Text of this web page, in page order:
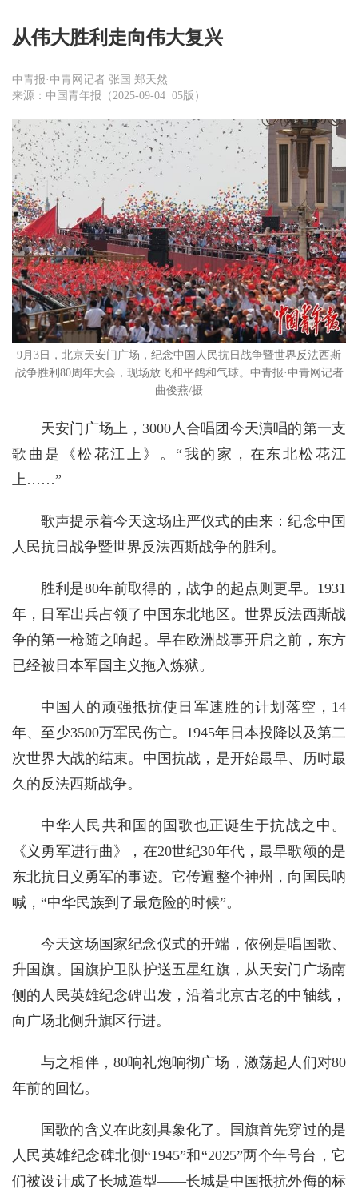
从伟大胜利走向伟大复兴
中青报·中青网记者 张国 郑天然
来源：中国青年报（2025-09-04 05版）
9月3日，北京天安门广场，纪念中国人民抗日战争暨世界反法西斯
战争胜利80周年大会，现场放飞和平鸽和气球。中青报·中青网记者
曲俊燕/摄
天安门广场上，3000人合唱团今天演唱的第一支
歌曲是《松花江上》。“我的家，在东北松花江
上……”
歌声提示着今天这场庄严仪式的由来：纪念中国
人民抗日战争暨世界反法西斯战争的胜利。
胜利是80年前取得的，战争的起点则更早。1931
年，日军出兵占领了中国东北地区。世界反法西斯战
争的第一枪随之响起。早在欧洲战事开启之前，东方
已经被日本军国主义拖入炼狱。
中国人的顽强抵抗使日军速胜的计划落空，14
年、至少3500万军民伤亡。1945年日本投降以及第二
次世界大战的结束。中国抗战，是开始最早、历时最
久的反法西斯战争。
中华人民共和国的国歌也正诞生于抗战之中。
《义勇军进行曲》，在20世纪30年代，最早歌颂的是
东北抗日义勇军的事迹。它传遍整个神州，向国民呐
喊，“中华民族到了最危险的时候”。
今天这场国家纪念仪式的开端，依例是唱国歌、
升国旗。国旗护卫队护送五星红旗，从天安门广场南
侧的人民英雄纪念碑出发，沿着北京古老的中轴线，
向广场北侧升旗区行进。
与之相伴，80响礼炮响彻广场，激荡起人们对80
年前的回忆。
国歌的含义在此刻具象化了。国旗首先穿过的是
人民英雄纪念碑北侧“1945”和“2025”两个年号台，它
们被设计成了长城造型——长城是中国抵抗外侮的标